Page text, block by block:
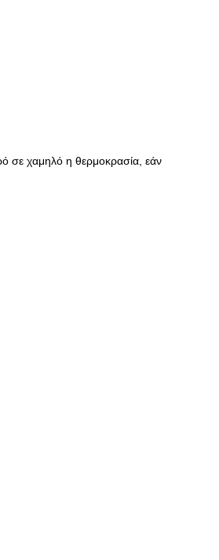
σε χαμηλό η θερμοκρασία, εάν